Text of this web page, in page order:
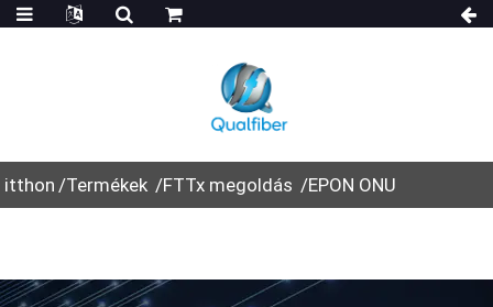
itthon Termékek FTTx megoldás EPON ONU